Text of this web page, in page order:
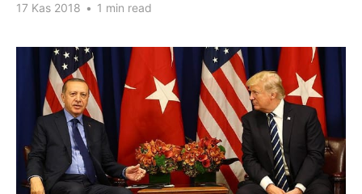
17 Kas 2018 • 1 min read